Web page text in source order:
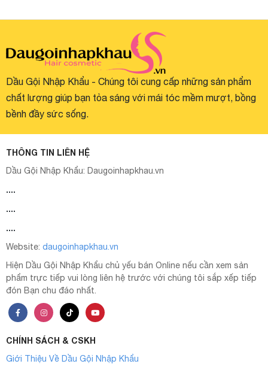
Dầu Gội Nhập Khẩu - Chúng tôi cung cấp những sản phẩm
chất lượng giúp bạn tỏa sáng với mái tóc mềm mượt, bồng
bềnh đầy sức sống.
THÔNG TIN LIÊN HỆ
Dầu Gội Nhập Khẩu: Daugoinhapkhau.vn
....
....
....
Website: daugoinhapkhau.vn
Hiện Dầu Gội Nhập Khẩu chủ yếu bán Online nếu cần xem sản
phẩm trực tiếp vui lòng liên hệ trước với chúng tôi sắp xếp tiếp
đón Bạn chu đáo nhất.
CHÍNH SÁCH & CSKH
Giới Thiệu Về Dầu Gội Nhập Khẩu